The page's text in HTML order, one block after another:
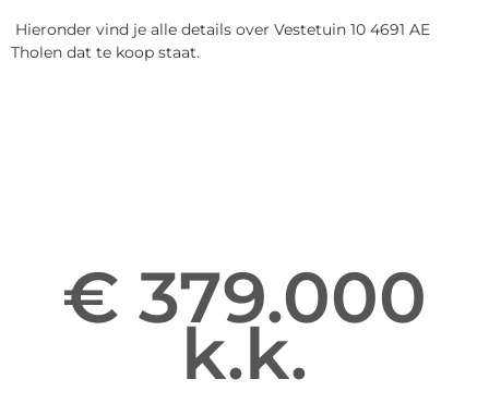
Hieronder vind je alle details over Vestetuin 10 4691 AE
Tholen dat te koop staat.
€ 379.000
k.k.